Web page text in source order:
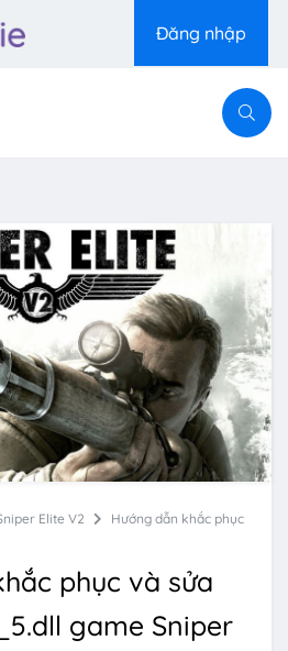
Đăng nhập
Elite V2
Hướng dẫn khắc phục
phục và sửa
game Sniper